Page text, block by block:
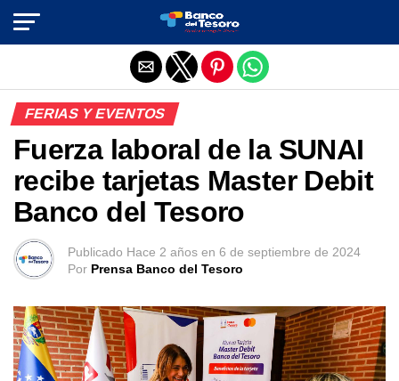
FERIAS Y EVENTOS
Fuerza laboral de la SUNAI
recibe tarjetas Master Debit
Banco del Tesoro
Publicado Hace 2 años en 6 de septiembre de 2024
Por Prensa Banco del Tesoro
Salir de la versión móvil